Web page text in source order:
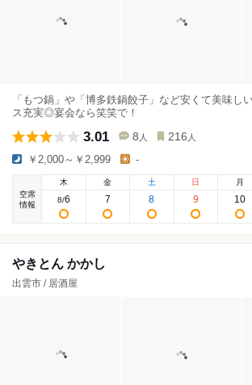
「もつ鍋」や「博多鉄鍋餃子」など安くて美味し
ス充実◎宴会なら笑笑で！
3.01 8 人 216 人
￥2,000～￥2,999 -
空席
情報
木
8/6
金
7
土
8
日
9
月
10
やきとん かかし
出雲市 / 居酒屋